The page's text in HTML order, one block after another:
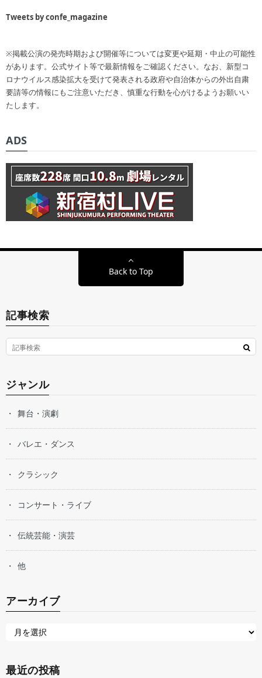
Tweets by confe_magazine
※掲載公演の発売時期および開催等については変更や延期・中止の可能性
があります。公式サイト等で最新情報をご確認ください。なお、新型コ
ロナウイルス感染拡大を受けて発表される政府や自治体からの外出自粛
要請等の情報にもご注意いただき、慎重な行動を心がけるようお願いい
たします。
ADS
Back to Top
記事検索
ジャンル
舞台・演劇
バレエ・ダンス
クラシック
コンサート・ライブ
伝統芸能・演芸
他
アーカイブ
最近の投稿